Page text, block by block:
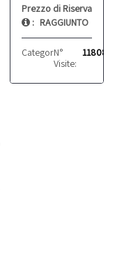
Prezzo di Riserva
: RAGGIUNTO
Categoria: Arredi
N°
Visite:
11808